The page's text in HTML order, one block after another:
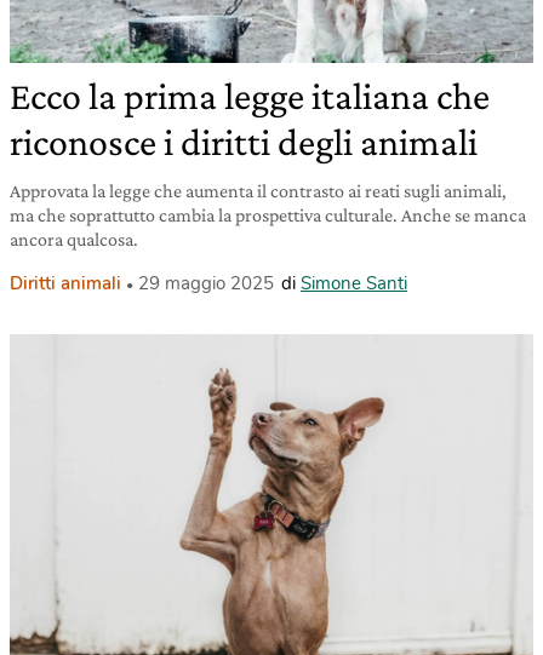
Ecco la prima legge italiana che
riconosce i diritti degli animali
Approvata la legge che aumenta il contrasto ai reati sugli animali,
ma che soprattutto cambia la prospettiva culturale. Anche se manca
ancora qualcosa.
Diritti animali 29 maggio 2025 di Simone Santi